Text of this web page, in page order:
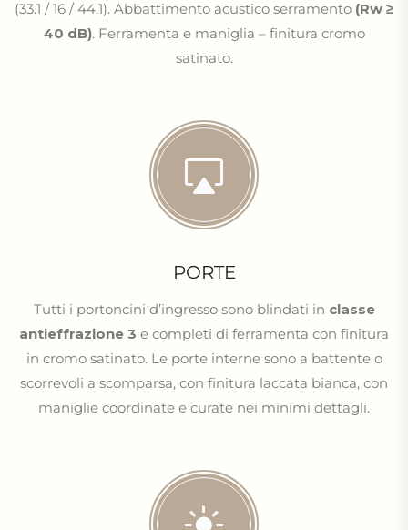
(33.1 / 16 / 44.1). Abbattimento acustico serramento (Rw ≥
40 dB). Ferramenta e maniglia – finitura cromo
satinato.
PORTE
Tutti i portoncini d’ingresso sono blindati in classe
antieffrazione 3 e completi di ferramenta con finitura
in cromo satinato. Le porte interne sono a battente o
scorrevoli a scomparsa, con finitura laccata bianca, con
maniglie coordinate e curate nei minimi dettagli.